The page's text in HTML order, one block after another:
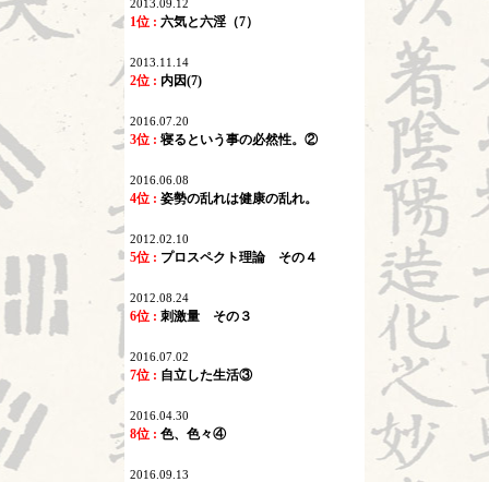
2013.09.12
1位 : 六気と六淫（7）
2013.11.14
2位 : 内因(7)
2016.07.20
3位 : 寝るという事の必然性。②
2016.06.08
4位 : 姿勢の乱れは健康の乱れ。
2012.02.10
5位 : プロスペクト理論 その４
2012.08.24
6位 : 刺激量 その３
2016.07.02
7位 : 自立した生活③
2016.04.30
8位 : 色、色々④
2016.09.13